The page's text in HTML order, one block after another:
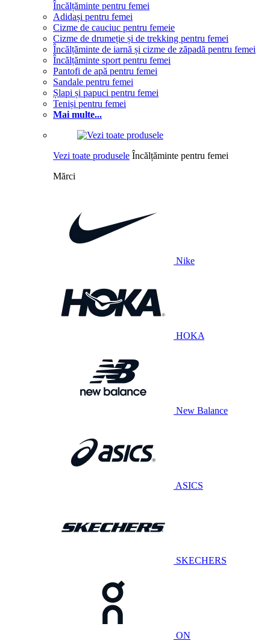
Încălțăminte pentru femei
Adidași pentru femei
Cizme de cauciuc pentru femeie
Cizme de drumeție și de trekking pentru femei
Încălțăminte de iarnă și cizme de zăpadă pentru femei
Încălțăminte sport pentru femei
Pantofi de apă pentru femei
Sandale pentru femei
Șlapi și papuci pentru femei
Teniși pentru femei
Mai multe...
Vezi toate produsele Încălțăminte pentru femei
Mărci
Nike
HOKA
New Balance
ASICS
SKECHERS
ON